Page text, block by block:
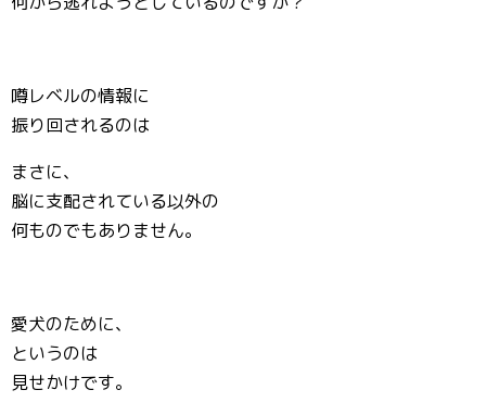
噂レベルの情報に
振り回されるのは
まさに、
脳に支配されている以外の
何ものでもありません。
愛犬のために、
というのは
見せかけです。